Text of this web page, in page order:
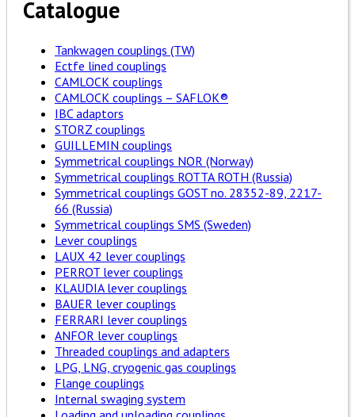
Catalogue
Tankwagen couplings (TW)
Ectfe lined couplings
CAMLOCK couplings
CAMLOCK couplings – SAFLOK®
IBC adaptors
STORZ couplings
GUILLEMIN couplings
Symmetrical couplings NOR (Norway)
Symmetrical couplings ROTTA ROTH (Russia)
Symmetrical couplings GOST no. 28352-89, 2217-
66 (Russia)
Symmetrical couplings SMS (Sweden)
Lever couplings
LAUX 42 lever couplings
PERROT lever couplings
KLAUDIA lever couplings
BAUER lever couplings
FERRARI lever couplings
ANFOR lever couplings
Threaded couplings and adapters
LPG, LNG, cryogenic gas couplings
Flange couplings
Internal swaging system